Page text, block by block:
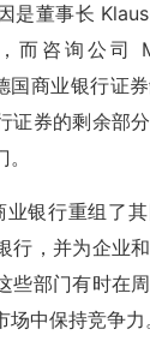
是董事长
而咨询公司
国商业银行证
证券的剩余部
银行重组了
行，并为企业
些部门有时在
中保持竞争力